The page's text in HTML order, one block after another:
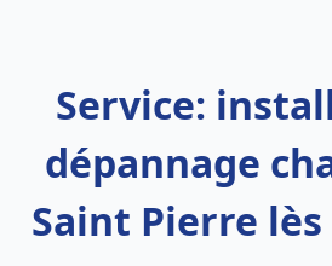
Service:
dépannage
Saint Pierre